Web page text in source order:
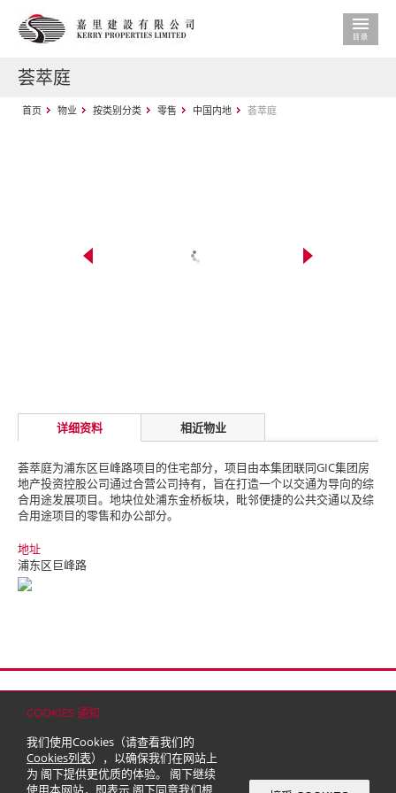
COOKIES 通知
我们使用Cookies（请查看我们的
Cookies列表），以确保我们在网站上
为 阁下提供更优质的体验。 阁下继续
使用本网站，即表示 阁下同意我们根
荟萃庭
首页 物业 按类别分类 零售 中国内地 荟萃庭
详细资料 相近物业
荟萃庭为浦东区巨峰路项目的住宅部分，项目由本集团联同GIC集团房
地产投资控股公司通过合营公司持有，旨在打造一个以交通为导向的综
合用途发展项目。 地块位处浦东金桥板块，毗邻便捷的公共交通以及综
合用途项目的零售和办公部分。
地址
浦东区巨峰路
© 2026 嘉里建设有限公司 (于百慕达注册成立之有限公司)